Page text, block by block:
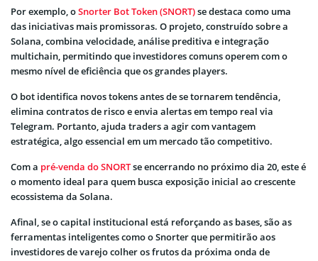
Por exemplo, oSnorter Bot Token (SNORT)se destaca como uma
das iniciativas mais promissoras. O projeto, construído sobre a
Solana, combina velocidade, análise preditiva e integração
multichain, permitindo que investidores comuns operem com o
mesmo nível de eficiência que os grandes players.
O bot identifica novos tokens antes de se tornarem tendência,
elimina contratos de risco e envia alertas em tempo real via
Telegram. Portanto, ajuda traders a agir com vantagem
estratégica, algo essencial em um mercado tão competitivo.
Com a pré-venda do SNORTse encerrando no próximo dia 20, este é
o momento ideal para quem busca exposição inicial ao crescente
ecossistema da Solana.
Afinal, se o capital institucional está reforçando as bases, são as
ferramentas inteligentes como o Snorter que permitirão aos
investidores de varejo colher os frutos da próxima onda de